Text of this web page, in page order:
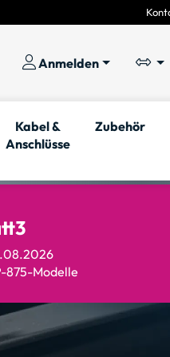
Anmelden
Kabel &
Anschlüsse
Zubehör
875-Modelle